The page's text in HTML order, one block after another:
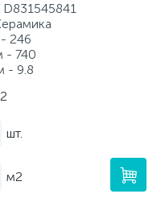
246
- 740
- 9.8
шт.
м2